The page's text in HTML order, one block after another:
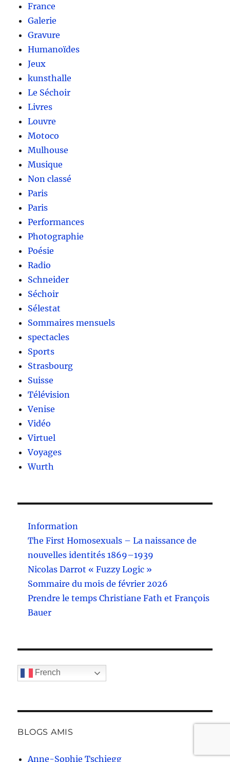
France
Galerie
Gravure
Humanoïdes
Jeux
kunsthalle
Le Séchoir
Livres
Louvre
Motoco
Mulhouse
Musique
Non classé
Paris
Paris
Performances
Photographie
Poésie
Radio
Schneider
Séchoir
Sélestat
Sommaires mensuels
spectacles
Sports
Strasbourg
Suisse
Télévision
Venise
Vidéo
Virtuel
Voyages
Wurth
Information
The First Homosexuals – La naissance de
nouvelles identités 1869–1939
Nicolas Darrot « Fuzzy Logic »
Sommaire du mois de février 2026
Prendre le temps Christiane Fath et François
Bauer
French
BLOGS AMIS
Anne-Sophie Tschiegg